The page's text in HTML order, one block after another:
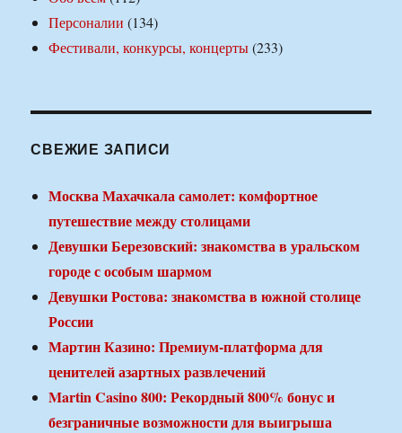
Персоналии (134)
Фестивали, конкурсы, концерты(233)
СВЕЖИЕ ЗАПИСИ
Москва Махачкала самолет: комфортное
путешествие между столицами
Девушки Березовский: знакомства в уральском
городе с особым шармом
Девушки Ростова: знакомства в южной столице
России
Мартин Казино: Премиум-платформа для
ценителей азартных развлечений
Martin Casino 800: Рекордный 800% бонус и
безграничные возможности для выигрыша